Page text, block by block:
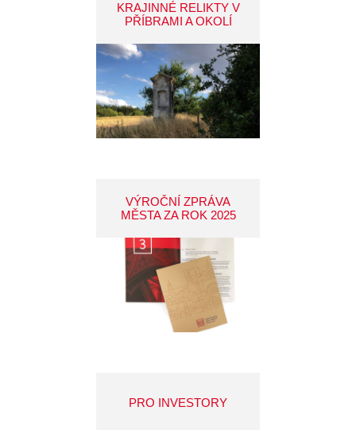
KRAJINNÉ RELIKTY V
PŘÍBRAMI A OKOLÍ
VÝROČNÍ ZPRÁVA
MĚSTA ZA ROK 2025
PRO INVESTORY